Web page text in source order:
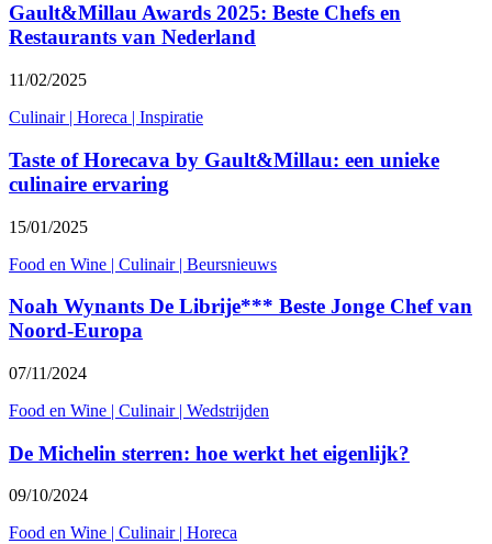
Gault&Millau Awards 2025: Beste Chefs en
Restaurants van Nederland
11/02/2025
Culinair| Horeca | Inspiratie
Taste of Horecava by Gault&Millau: een unieke
culinaire ervaring
15/01/2025
Food en Wine | Culinair| Beursnieuws
Noah Wynants De Librije*** Beste Jonge Chef van
Noord-Europa
07/11/2024
Food en Wine | Culinair| Wedstrijden
De Michelin sterren: hoe werkt het eigenlijk?
09/10/2024
Food en Wine | Culinair| Horeca